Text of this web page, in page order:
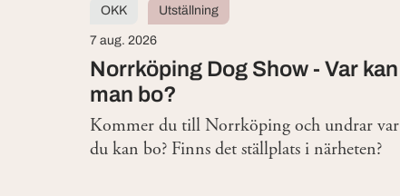
Norrköping Dog Show - Var kan
man bo?
OKK Utställning
7 aug. 2026
Kommer du till Norrköping och undrar var
du kan bo? Finns det ställplats i närheten?